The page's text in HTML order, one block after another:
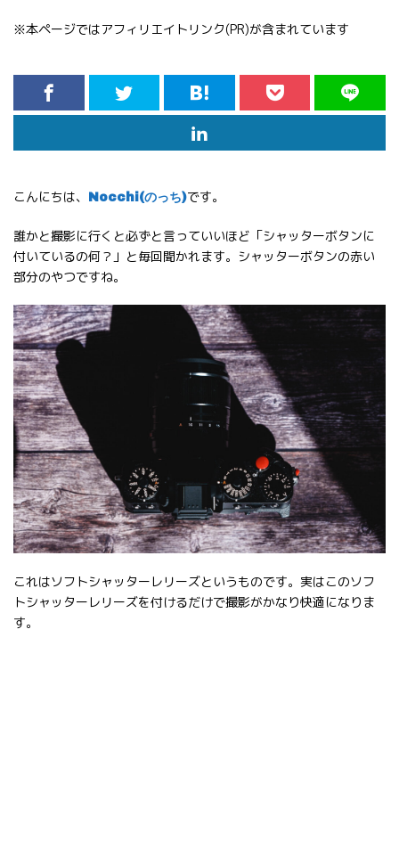
※本ページではアフィリエイトリンク(PR)が含まれています
こんにちは、 Nocchi(のっち)です。
誰かと撮影に行くと必ずと言っていいほど「シャッターボタンに
付いているの何？」と毎回聞かれます。シャッターボタンの赤い
部分のやつですね。
これはソフトシャッターレリーズというものです。実はこのソフ
トシャッターレリーズを付けるだけで撮影がかなり快適になりま
す。